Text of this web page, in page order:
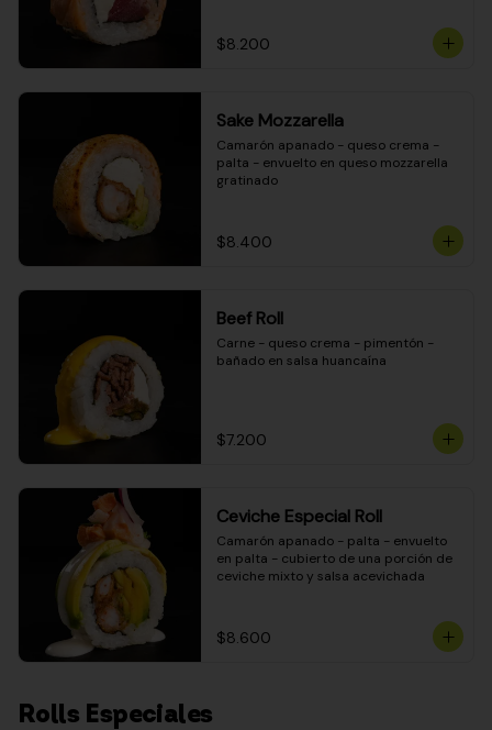
$8.200
Sake Mozzarella
Camarón apanado - queso crema -
palta - envuelto en queso mozzarella
gratinado
$8.400
Beef Roll
Carne - queso crema - pimentón -
bañado en salsa huancaína
$7.200
Ceviche Especial Roll
Camarón apanado - palta - envuelto
en palta - cubierto de una porción de
ceviche mixto y salsa acevichada
$8.600
Rolls Especiales